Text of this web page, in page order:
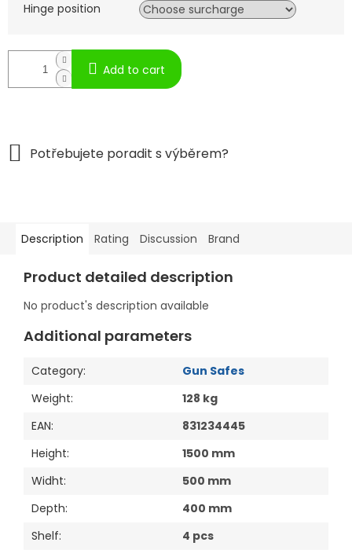
Hinge position
Add to cart
Description Rating Discussion Brand
Product detailed description
No product's description available
Additional parameters
Category:
Gun Safes
Weight:
128 kg
EAN:
831234445
Height:
1500 mm
Widht:
500 mm
Depth:
400 mm
Shelf: 4 pcs